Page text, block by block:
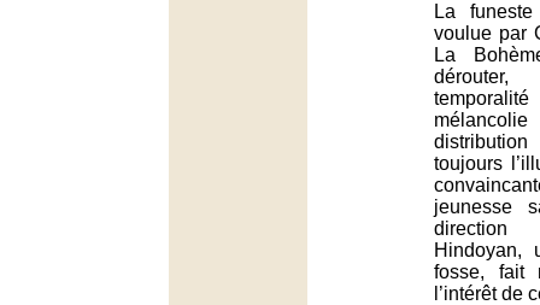
La
voulue par
La
toujours
jeunesse
direction
Hindoyan,
fosse, fait
l’intérêt de